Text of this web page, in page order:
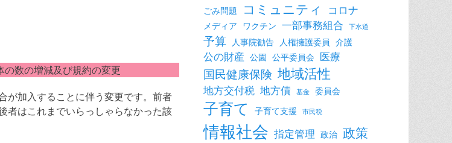
数の増減及び規約の変更
が加入することに伴う変更です。前者
者はこれまでいらっしゃらなかった該
ごみ問題 コミュニティ コロナ
メディア ワクチン 一部事務組合 下水道
予算 人事院勧告 人権擁護委員 介護
公の財産 公園 公平委員会 医療
国民健康保険 地域活性
地方交付税 地方債 基金 委員会
子育て 子育て支援 市民税
情報社会 指定管理 政治 政策